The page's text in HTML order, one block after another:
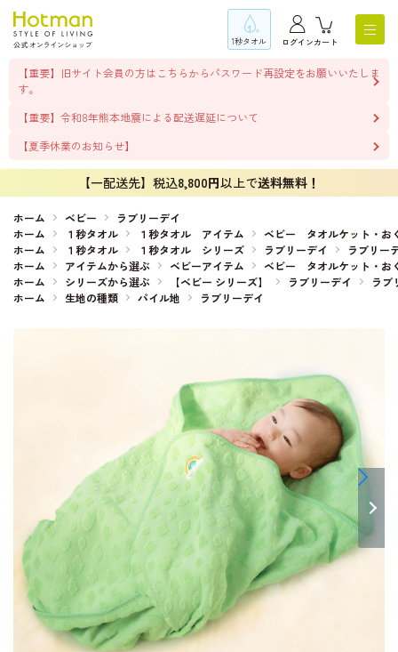
1秒タオル ログインカート
【重要】旧サイト会員の方はこちらからパスワード再設定をお願いいたしま
す。
【重要】令和8年熊本地震による配送遅延について
【夏季休業のお知らせ】
【一配送先】税込8,800円以上で送料無料！
ホーム ベビー
ラブリーデイ
ホーム
１秒タオル １秒タオル アイテム
ベビー タオルケット・お
ホーム
１秒タオル １秒タオル シリーズ ラブリーデイ
ラブリー
ホーム
アイテムから選ぶ ベビーアイテム
ベビー タオルケット・お
ホーム
シリーズから選ぶ 【ベビー シリーズ】 ラブリーデイ
ラブ
ホーム
生地の種類 パイル地 ラブリーデイ